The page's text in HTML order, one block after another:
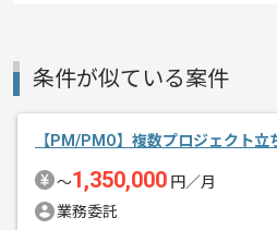
商談回数
募集人数
作業開始
条件が似ている案件
【PM/PMO】複数プロジェクト
〜1,350,000 円／月
業務委託